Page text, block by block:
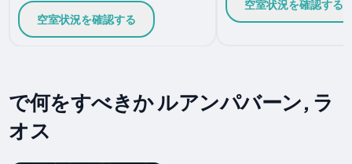
空室状況を確認する
空室状況を確認する
で何をすべきか ルアンパバーン, ラ
オス